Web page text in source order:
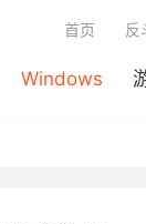
Windows
首页 反